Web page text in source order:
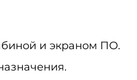
и экраном ПО.